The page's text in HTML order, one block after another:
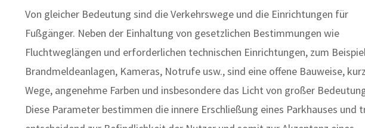
Von gleicher Bedeutung sind die Verkehrswege und die Einrichtungen für
Fußgänger. Neben der Einhaltung von gesetzlichen Bestimmungen wie
Fluchtweglängen und erforderlichen technischen Einrichtungen, zum
Brandmeldeanlagen, Kameras, Notrufe usw., sind eine offene Bauweise,
Wege, angenehme Farben und insbesondere das Licht von großer
Diese Parameter bestimmen die innere Erschließung eines Parkhauses und